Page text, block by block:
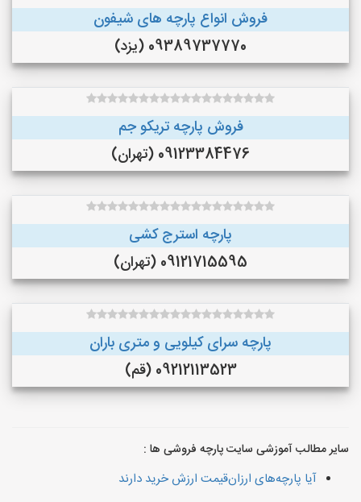
فروش انواع پارچه های شیفون
09389737770 (یزد)
فروش پارچه تریکو جم
09123384476 (تهران)
پارچه استرج کشی
09121715595 (تهران)
پارچه سرای کیلویی و متری باران
09212113523 (قم)
سایر مطالب آموزشی سایت پارچه فروشی ها :
آیا پارچه‌های ارزان‌قیمت ارزش خرید دارند